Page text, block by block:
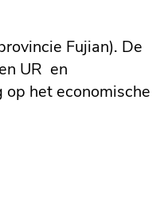
Fujian). De
UR en
het economische